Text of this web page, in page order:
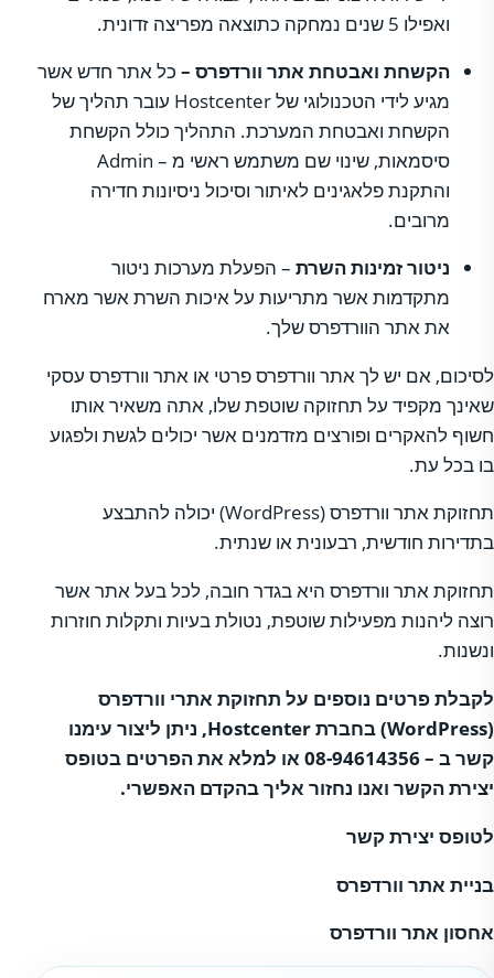
ואפילו 5 שנים נמחקה כתוצאה מפריצה זדונית.
הקשחת ואבטחת אתר וורדפרס – כל אתר חדש אשר
מגיע לידי הטכנולוגי של Hostcenter עובר תהליך של
הקשחת ואבטחת המערכת. התהליך כולל הקשחת
סיסמאות, שינוי שם משתמש ראשי מ – Admin
והתקנת פלאגינים לאיתור וסיכול ניסיונות חדירה
מרובים.
ניטור זמינות השרת – הפעלת מערכות ניטור
מתקדמות אשר מתריעות על איכות השרת אשר מארח
את אתר הוורדפרס שלך.
לסיכום, אם יש לך אתר וורדפרס פרטי או אתר וורדפרס עסקי
שאינך מקפיד על תחזוקה שוטפת שלו, אתה משאיר אותו
חשוף להאקרים ופורצים מזדמנים אשר יכולים לגשת ולפגוע
בו בכל עת.
תחזוקת אתר וורדפרס (WordPress) יכולה להתבצע
בתדירות חודשית, רבעונית או שנתית.
תחזוקת אתר וורדפרס היא בגדר חובה, לכל בעל אתר אשר
רוצה ליהנות מפעילות שוטפת, נטולת בעיות ותקלות חוזרות
ונשנות.
לקבלת פרטים נוספים על תחזוקת אתרי וורדפרס
(
WordPress) בחברתHostcenter, ניתן ליצור עימנו
קשר ב – 08-94614356 או
למלא את הפרטים בטופס
יצירת הקשר ואנו נחזור אליך בהקדם האפשרי.
לטופס יצירת קשר
בניית אתר וורדפרס
אחסון אתר וורדפרס